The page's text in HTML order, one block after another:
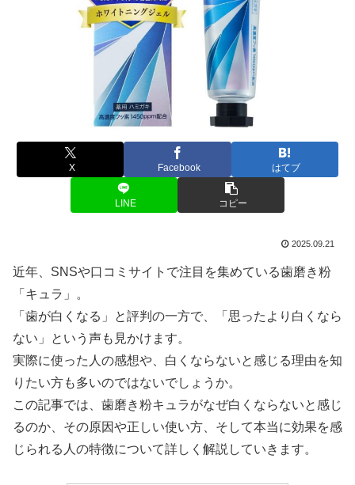
X Facebook はてブ
LINE コピー
2025.09.21
近年、SNSや口コミサイトで注目を集めている歯磨き粉
「キュラ」。
「歯が白くなる」と評判の一方で、「思ったより白くなら
ない」という声も見かけます。
実際に使った人の感想や、白くならないと感じる理由を知
りたい方も多いのではないでしょうか。
この記事では、歯磨き粉キュラがなぜ白くならないと感じ
るのか、その原因や正しい使い方、そして本当に効果を感
じられる人の特徴について詳しく解説していきます。